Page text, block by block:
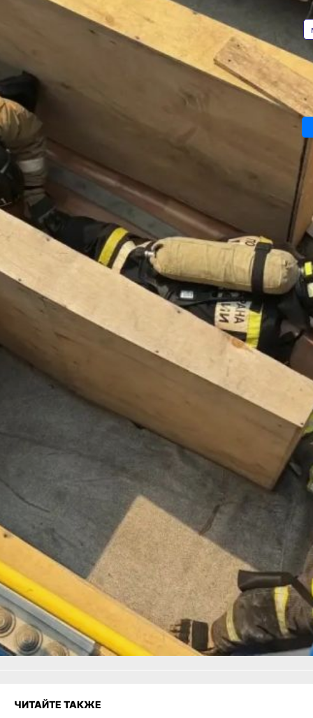
газодымозащитной службы МЧС России
Пресс-служба ГУ МЧС России
В Хабаровске проводятся соревнования
по выявлению лучшего звена
газодымозащитной службы МЧС России
в крае. Участниками состязаний стали
команды из 8‑го и 21‑го
пожарно‑спасательных отрядов,
Специализированной
пожарно‑спасательной части
и Специального управления ФПС № 24
МЧС России, сообщает пресс-служба ГУ
МЧС Хабаровского края.
Программа соревнований включает
теоретическую и практическую части.
На первом этапе участники сдали тест
по знаниям в области тушения пожаров,
работы со средствами индивидуальной
защиты органов дыхания и оказания
первой помощи. Практическая часть
состояла из выполнения упражнений
«Огневой дом» и «Автосервис». В
рамках этих заданий звенья
газодымозащитной службы должны
были собрать рукавную линию, провести
обследование помещений в условиях
нулевой видимости, найти и спасти двух
эвакуировать газовый баллон.
Выполнение всех заданий происходило
в полной боевой экипировке массой
В текущий день программы участников
предусматривающих выполнение
заданий повышенной сложности.
В ТЕМУ:
Житель Хабаровского края получил срок
за хранение икры осетровых
Читайте нас в соцсетях:
ВКонтакте
,
Одноклассники,
Телеграм или
Яндекс.ДзениМАКС
Как вам материал?
Огонь!
Супер
Удивило
Грустно
Злость
Разочарование
Валерия
Железная
ЧИТАЙТЕ ТАКЖЕ